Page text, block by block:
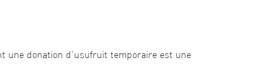
une donation d’usufruit temporaire est une